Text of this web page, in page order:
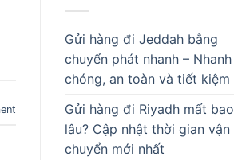
Gửi hàng đi Jeddah bằng
chuyển phát nhanh – Nhanh
chóng, an toàn và tiết kiệm
Gửi hàng đi Riyadh mất bao
lâu? Cập nhật thời gian vận
chuyển mới nhất